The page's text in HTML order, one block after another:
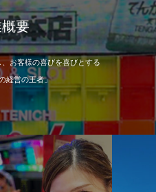
要
お客様の喜びを喜びとする
経営の王者」